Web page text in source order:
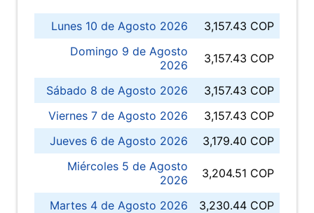
Lunes 10 de Agosto 2026
3,157.43 COP
Domingo 9 de Agosto
2026
3,157.43 COP
Sábado 8 de Agosto 2026
3,157.43 COP
Viernes 7 de Agosto 2026
3,157.43 COP
Jueves 6 de Agosto 2026
3,179.40 COP
Miércoles 5 de Agosto
2026
3,204.51 COP
Martes 4 de Agosto 2026
3,230.44 COP